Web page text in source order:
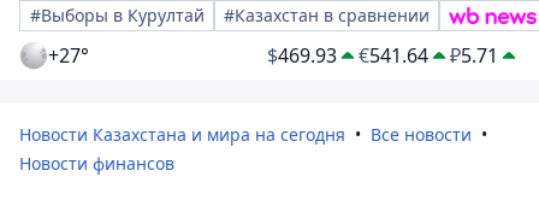
#Выборы в Курултай
#Казахстан в сравнении
+27° $469.93 €541.64 ₽5.71
Новости Казахстана и мира на сегодня
Все новости
Новости финансов